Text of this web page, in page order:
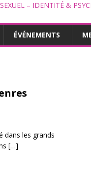
– IDENTITÉ &
ÉVÉNEMENTS
dans les grands
[…]